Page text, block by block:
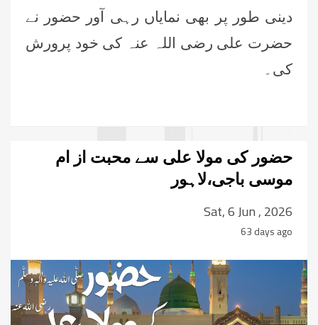
دینی طور پر بھی نمایاں رہی آور حضور نے
حضرت علی رضی اللہ عنہ کی خود پرورش
کی۔
حضور کی مولا علی سے محبت از ام
موسی باجی،لاہور
Sat, 6 Jun , 2026
63 days ago